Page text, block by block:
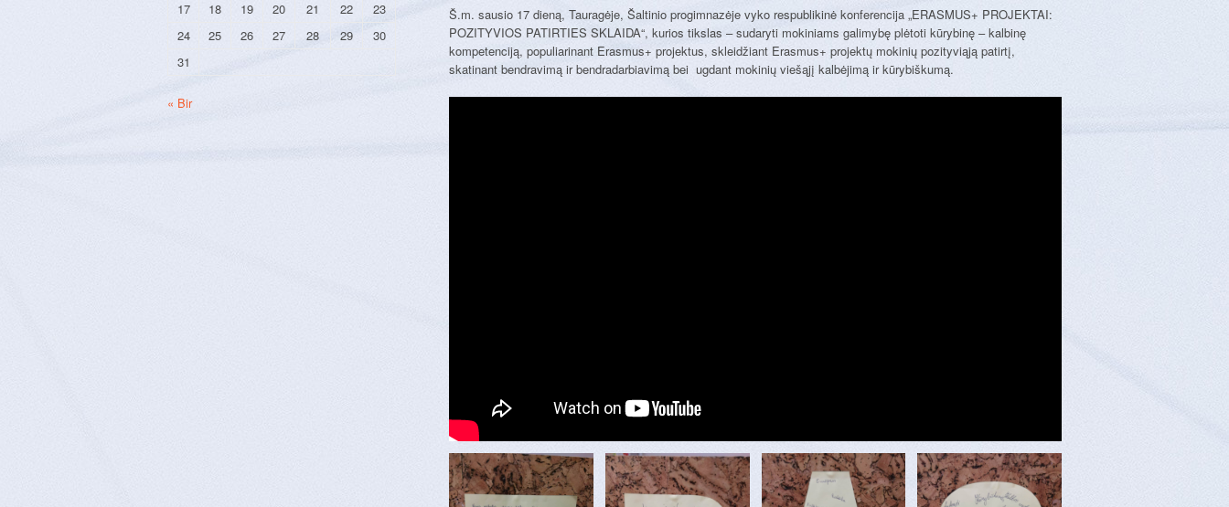
Š.m. sausio 17 dieną, Tauragėje, Šaltinio progimnazėje vyko respublikinė konferencija „ERASMUS+ PROJEKTAI:
POZITYVIOS PATIRTIES SKLAIDA“, kurios tikslas – sudaryti mokiniams galimybę plėtoti kūrybinę – kalbinę
kompetenciją, populiarinant Erasmus+ projektus, skleidžiant Erasmus+ projektų mokinių pozityviąją patirtį,
skatinant bendravimą ir bendradarbiavimą bei ugdant mokinių viešąjį kalbėjimą ir kūrybiškumą.
17
18 19 20 21 22
23
24
25 26 27 28 29
30
31
« Bir